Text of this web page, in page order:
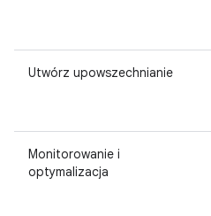
Utwórz upowszechnianie
Monitorowanie i
optymalizacja